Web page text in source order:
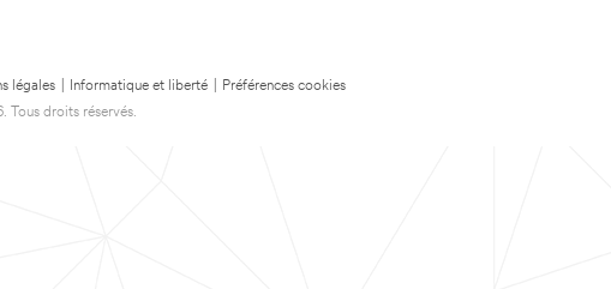
légales Informatique et liberté
Préférences cookies
Tous droits réservés.